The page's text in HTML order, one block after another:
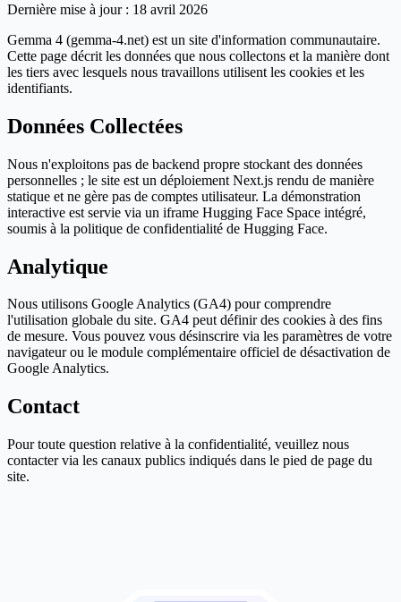
Dernière mise à jour : 18 avril 2026
Gemma 4 (gemma-4.net) est un site d'information communautaire.
Cette page décrit les données que nous collectons et la manière dont
les tiers avec lesquels nous travaillons utilisent les cookies et les
identifiants.
Données Collectées
Nous n'exploitons pas de backend propre stockant des données
personnelles ; le site est un déploiement Next.js rendu de manière
statique et ne gère pas de comptes utilisateur. La démonstration
interactive est servie via un iframe Hugging Face Space intégré,
soumis à la politique de confidentialité de Hugging Face.
Analytique
Nous utilisons Google Analytics (GA4) pour comprendre
l'utilisation globale du site. GA4 peut définir des cookies à des fins
de mesure. Vous pouvez vous désinscrire via les paramètres de votre
navigateur ou le module complémentaire officiel de désactivation de
Google Analytics.
Contact
Pour toute question relative à la confidentialité, veuillez nous
contacter via les canaux publics indiqués dans le pied de page du
site.